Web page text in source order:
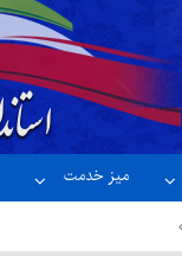
میز خدمت